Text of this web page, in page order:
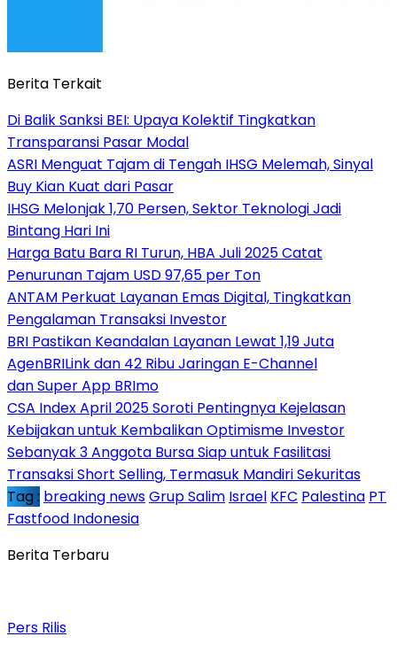
Berita Terkait
Di Balik Sanksi BEI: Upaya Kolektif Tingkatkan
Transparansi Pasar Modal
ASRI Menguat Tajam di Tengah IHSG Melemah, Sinyal
Buy Kian Kuat dari Pasar
IHSG Melonjak 1,70 Persen, Sektor Teknologi Jadi
Bintang Hari Ini
Harga Batu Bara RI Turun, HBA Juli 2025 Catat
Penurunan Tajam USD 97,65 per Ton
ANTAM Perkuat Layanan Emas Digital, Tingkatkan
Pengalaman Transaksi Investor
BRI Pastikan Keandalan Layanan Lewat 1,19 Juta
AgenBRILink dan 42 Ribu Jaringan E-Channel
dan Super App BRImo
CSA Index April 2025 Soroti Pentingnya Kejelasan
Kebijakan untuk Kembalikan Optimisme Investor
Sebanyak 3 Anggota Bursa Siap untuk Fasilitasi
Transaksi Short Selling, Termasuk Mandiri Sekuritas
Tag : breaking newsGrup Salim Israel KFC Palestina PT
Fastfood Indonesia
Berita Terbaru
Pers Rilis